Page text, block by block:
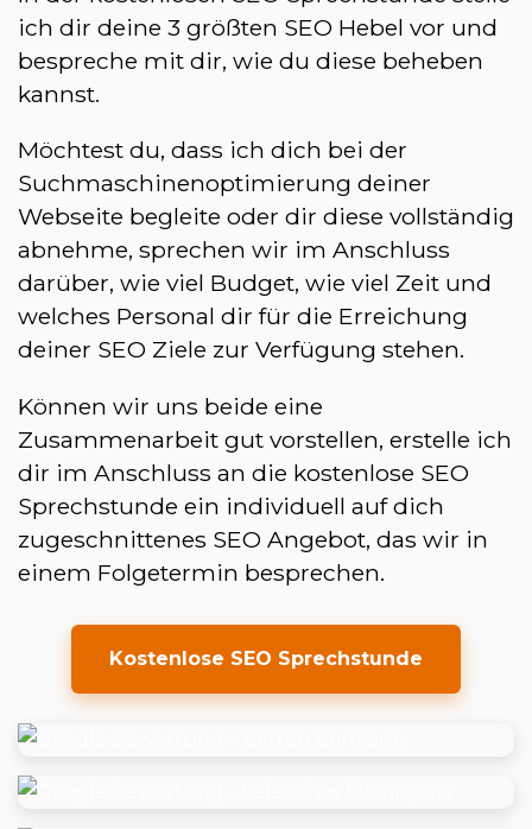
ich dir deine 3 größten SEO Hebel vor und
bespreche mit dir, wie du diese beheben
kannst.
Möchtest du, dass ich dich bei der
Suchmaschinenoptimierung deiner
Webseite begleite oder dir diese vollständig
abnehme, sprechen wir im Anschluss
darüber, wie viel Budget, wie viel Zeit und
welches Personal dir für die Erreichung
deiner SEO Ziele zur Verfügung stehen.
Können wir uns beide eine
Zusammenarbeit gut vorstellen, erstelle ich
dir im Anschluss an die kostenlose SEO
Sprechstunde ein individuell auf dich
zugeschnittenes SEO Angebot, das wir in
einem Folgetermin besprechen.
Kostenlose SEO Sprechstunde